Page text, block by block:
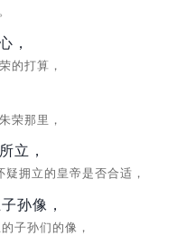
，
的打算，
荣那里，
立，
疑拥立的皇帝是否合适，
孙像，
子孙们的像，